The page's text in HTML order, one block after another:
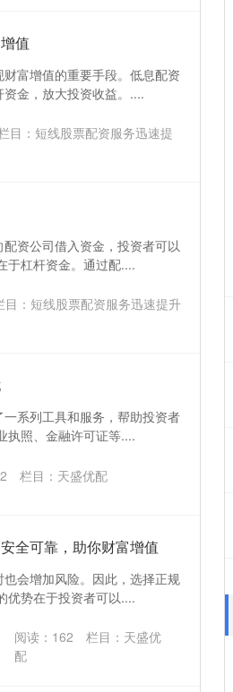
值
富增值的重要手段。低息配资
金，放大投资收益。....
目： 短线股票配资服务迅速提
资公司借入资金，投资者可以
于杠杆资金。通过配....
目： 短线股票配资服务迅速提升
系列工具和服务，帮助投资者
执照、金融许可证等....
栏目： 天盛优配
全可靠，助你财富增值
会增加风险。因此，选择正规
优势在于投资者可以....
阅读： 162 栏目： 天盛优
配